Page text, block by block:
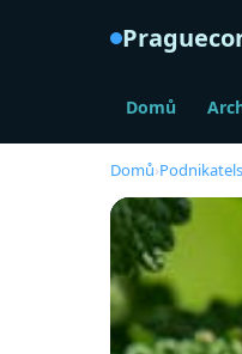
Domů
Domů›